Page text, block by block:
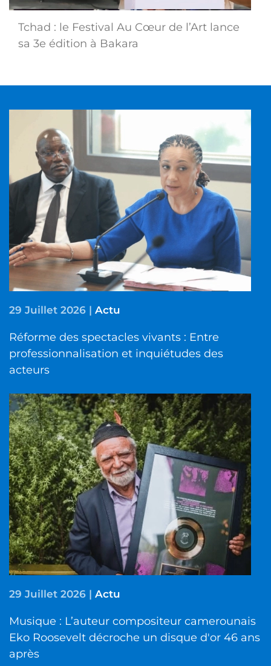
Tchad : le Festival Au Cœur de l’Art lance
sa 3e édition à Bakara
29 Juillet 2026 | Actu
Réforme des spectacles vivants : Entre
professionnalisation et inquiétudes des
acteurs
29 Juillet 2026 | Actu
Musique : L’auteur compositeur camerounais
Eko Roosevelt décroche un disque d'or 46 ans
après